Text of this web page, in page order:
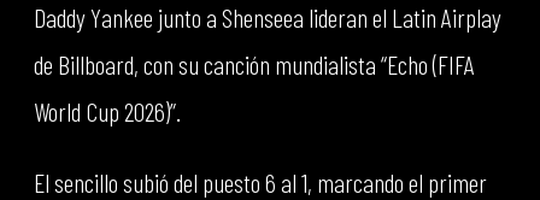
Daddy Yankee junto a Shenseea lideran el Latin Airplay
de Billboard, con su canción mundialista “Echo (FIFA
World Cup 2026)”.
El sencillo subió del puesto 6 al 1, marcando el primer